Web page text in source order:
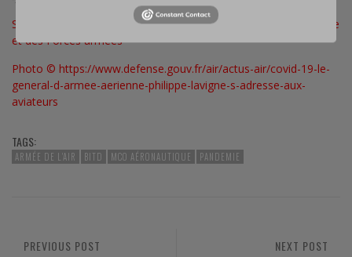
Source: Communiqué de la Commission de la Défense nationale
et des Forces armées
Photo © https://www.defense.gouv.fr/air/actus-air/covid-19-le-
general-d-armee-aerienne-philippe-lavigne-s-adresse-aux-
aviateurs
TAGS:
ARMÉE DE L'AIR BITD MCO AÉRONAUTIQUE PANDEMIE
NEXT POST
PREVIOUS POST